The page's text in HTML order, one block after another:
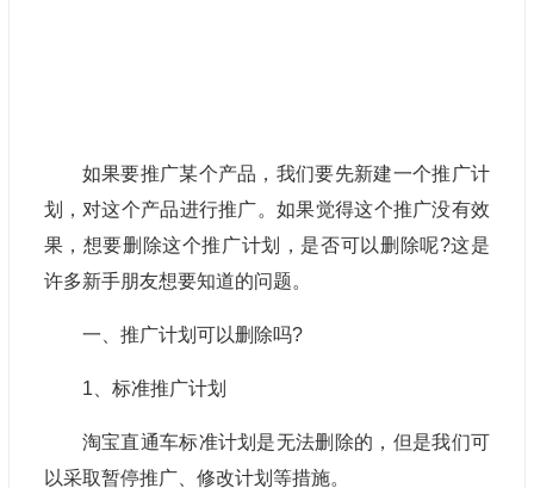
如果要推广某个产品，我们要先新建一个推广计
划，对这个产品进行推广。如果觉得这个推广没有效
果，想要删除这个推广计划，是否可以删除呢?这是
许多新手朋友想要知道的问题。
一、推广计划可以删除吗?
1、标准推广计划
淘宝直通车标准计划是无法删除的，但是我们可
以采取暂停推广、修改计划等措施。